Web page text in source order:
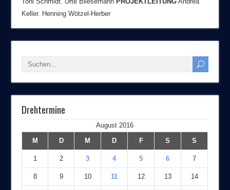
Keller. Henning Wötzel-Herber
Drehtermine
August 2016
M
D M D F S S
1 2 3 4 5 6 7
8 9 10 11 12 13 14